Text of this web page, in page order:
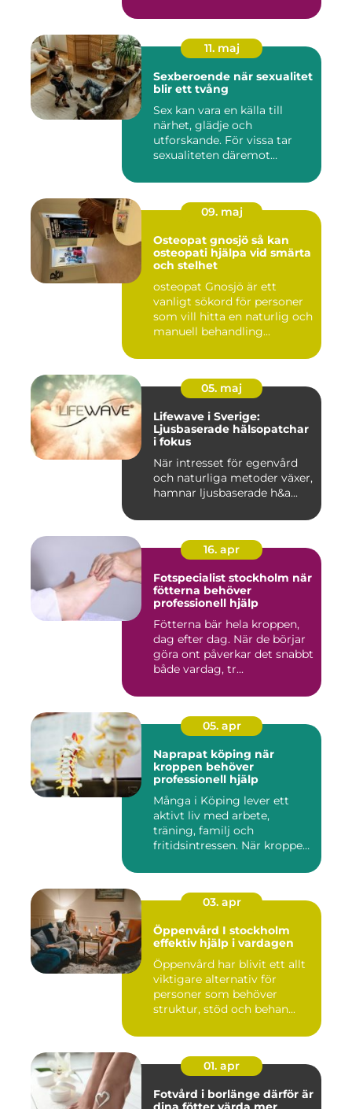
11. maj
Sexberoende när sexualitet
blir ett tvång
Sex kan vara en källa till
närhet, glädje och
utforskande. För vissa tar
sexualiteten däremot
09. maj
Osteopat gnosjö så kan
osteopati hjälpa vid smärta
och stelhet
osteopat Gnosjö är ett
vanligt sökord för personer
som vill hitta en naturlig och
manuell behandling...
05. maj
Lifewave i Sverige:
Ljusbaserade hälsopatchar
i fokus
När intresset för egenvård
och naturliga metoder växer,
hamnar ljusbaserade h&a...
16. apr
Fotspecialist stockholm när
fötterna behöver
professionell hjälp
Fötterna bär hela kroppen,
dag efter dag. När de börjar
göra ont påverkar det snabbt
både vardag, tr...
05. apr
Naprapat köping när
kroppen behöver
professionell hjälp
Många i Köping lever ett
aktivt liv med arbete,
träning, familj och
fritidsintressen. När kroppen
03. apr
Öppenvård I stockholm
effektiv hjälp i vardagen
Öppenvård har blivit ett allt
viktigare alternativ för
personer som behöver
struktur, stöd och behan...
01. apr
Fotvård i borlänge därför är